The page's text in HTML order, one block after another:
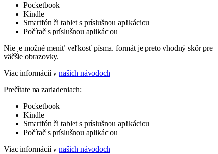
Pocketbook
Kindle
Smartfón či tablet s príslušnou aplikáciou
Počítač s príslušnou aplikáciou
Nie je možné meniť veľkosť písma, formát je preto vhodný skôr pre
väčšie obrazovky.
Viac informácií v našich návodoch
Prečítate na zariadeniach:
Pocketbook
Kindle
Smartfón či tablet s príslušnou aplikáciou
Počítač s príslušnou aplikáciou
Viac informácií v našich návodoch